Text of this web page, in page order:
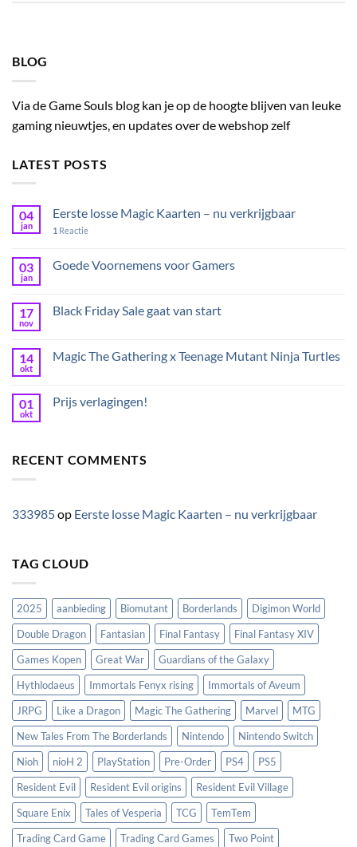
BLOG
Via de Game Souls blog kan je op de hoogte blijven van leuke
gaming nieuwtjes, en updates over de webshop zelf
LATEST POSTS
04
jan
Eerste losse Magic Kaarten – nu verkrijgbaar
1 Reactie
03
jan
Goede Voornemens voor Gamers
17
nov
Black Friday Sale gaat van start
14
okt
Magic The Gathering x Teenage Mutant Ninja Turtles
01
okt
Prijs verlagingen!
RECENT COMMENTS
333985op Eerste losse Magic Kaarten – nu verkrijgbaar
TAG CLOUD
2025 aanbieding Biomutant Borderlands
Digimon World
Double Dragon
Fantasian Final Fantasy
Final Fantasy XIV
Games Kopen
Great War
Guardians of the Galaxy
Hythlodaeus
Immortals Fenyx rising
Immortals of Aveum
JRPG
Like a Dragon Magic The Gathering Marvel
MTG
New Tales From The Borderlands
Nintendo
Nintendo Switch
Nioh
nioH 2 PlayStation Pre-Order PS4
PS5
Resident Evil
Resident Evil origins
Resident Evil Village
Square Enix
Tales of Vesperia TCG
TemTem
Trading Card Game
Trading Card Games Two Point